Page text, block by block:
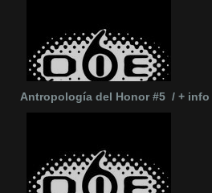
Antropología del Honor #5 / + info